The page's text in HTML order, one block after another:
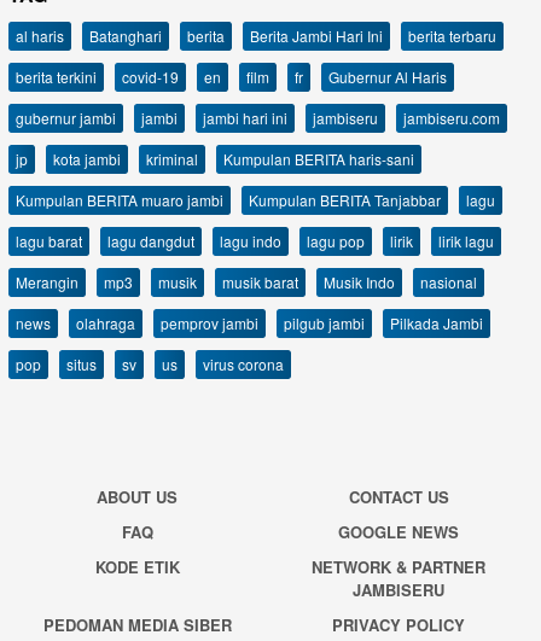
al haris Batanghari berita Berita Jambi Hari Ini
berita terbaru
berita terkini
covid-19 en film fr
Gubernur Al Haris
gubernur jambi
jambi jambi hari ini jambiseru
jambiseru.com
jp
kota jambi kriminal
Kumpulan BERITA haris-sani
Kumpulan BERITA muaro jambi
Kumpulan BERITA Tanjabbar
lagu
lagu barat
lagu dangdut lagu indo lagu pop lirik
lirik lagu
Merangin
mp3 musik musik barat Musik Indo
nasional
news
olahraga pemprov jambi pilgub jambi
Pilkada Jambi
pop
situs sv us virus corona
ABOUT US
CONTACT US
FAQ
GOOGLE NEWS
KODE ETIK
NETWORK & PARTNER
JAMBISERU
PEDOMAN MEDIA SIBER
PRIVACY POLICY